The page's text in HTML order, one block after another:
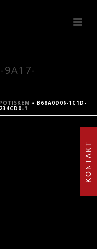
KONTAKT
9A17-
» B68A0D06-1C1D-
1